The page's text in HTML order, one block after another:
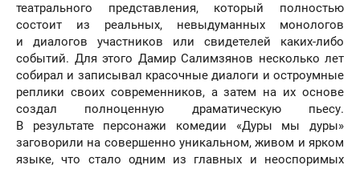
театрального представления, который полностью
состоит из реальных, невыдуманных монологов
и диалогов участников или свидетелей каких-либо
событий. Для этого Дамир Салимзянов несколько лет
собирал и записывал красочные диалоги и остроумные
реплики своих современников, а затем на их основе
создал полноценную драматическую пьесу.
В результате персонажи комедии «Дуры мы дуры»
заговорили на совершенно уникальном, живом и ярком
языке, что стало одним из главных и неоспоримых